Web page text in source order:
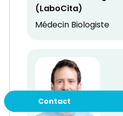
Contact
(LaboCita)
Médecin Biologiste